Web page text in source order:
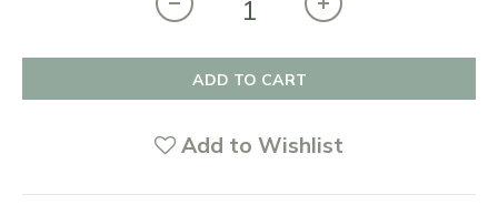
ADD TO CART
Add to Wishlist